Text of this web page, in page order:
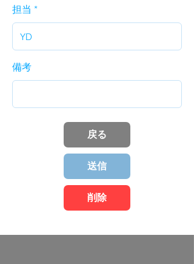
担当
備考
戻る
送信
削除